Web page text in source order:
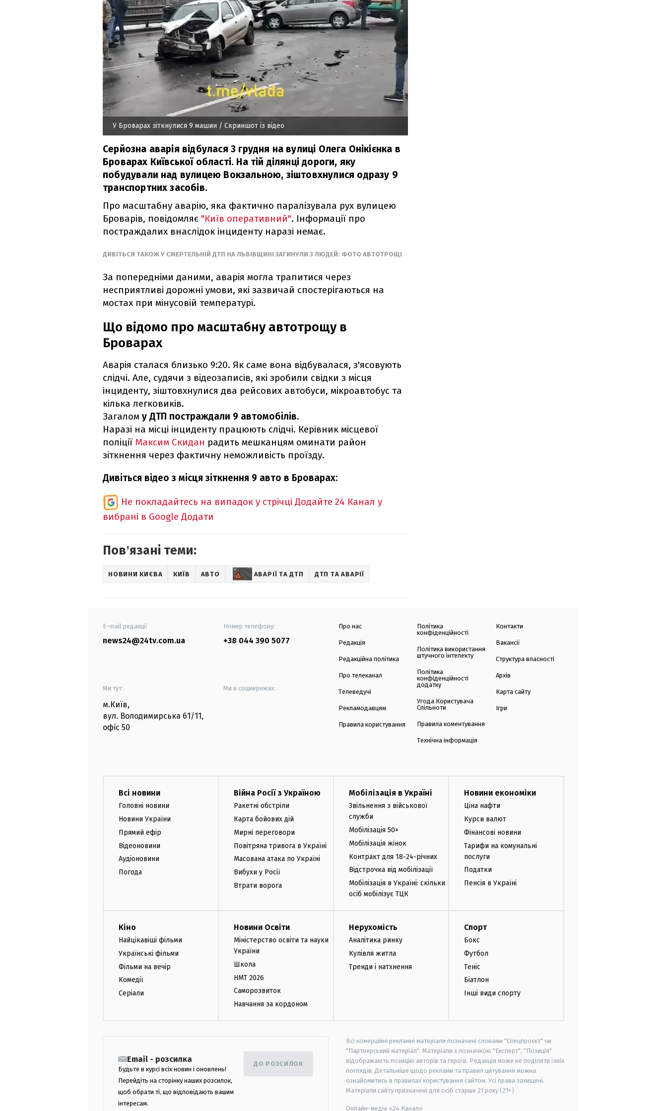
У Броварах зіткнулися 9 машин / Скриншот із відео
Серйозна аварія відбулася 3 грудня на вулиці Олега Онікієнка в
Броварах Київської області. На тій ділянці дороги, яку
побудували над вулицею Вокзальною, зіштовхнулися одразу 9
транспортних засобів.
Про масштабну аварію, яка фактично паралізувала рух вулицею
Броварів, повідомляє "Київ оперативний". Інформації про
постраждалих внаслідок інциденту наразі немає.
ДИВІТЬСЯ ТАКОЖ У СМЕРТЕЛЬНІЙ ДТП НА ЛЬВІВЩИНІ ЗАГИНУЛИ 3 ЛЮДЕЙ: ФОТО АВТОТРОЩІ
За попередніми даними, аварія могла трапитися через
несприятливі дорожні умови, які зазвичай спостерігаються на
мостах при мінусовій температурі.
Що відомо про масштабну автотрощу в
Броварах
Аварія сталася близько 9:20. Як саме вона відбувалася, з'ясовують
слідчі. Але, судячи з відеозаписів, які зробили свідки з місця
інциденту, зіштовхнулися два рейсових автобуси, мікроавтобус та
кілька легковиків.
Загалом у ДТП постраждали 9 автомобілів.
Наразі на місці інциденту працюють слідчі. Керівник місцевої
поліції Максим Скидан радить мешканцям оминати район
зіткнення через фактичну неможливість проїзду.
Дивіться відео з місця зіткнення 9 авто в Броварах:
Не покладайтесь на випадок у стрічці Додайте 24 Канал у
вибрані в Google Додати
Повʼязані теми:
НОВИНИ КИЄВА КИЇВ АВТО АВАРІЇ ТА ДТП ДТП ТА АВАРІЇ
E-mail редакції
news24@24tv.com.ua
Номер телефону:
+38 044 390 5077
Ми тут:
м.Київ,
вул. Володимирська 61/11,
офіс 50
Ми в соцмережах:
Про нас
Редакція
Редакційна політика
Про телеканал
Телеведучі
Рекламодавцям
Правила користування
Політика
конфіденційності
Політика використання
штучного інтелекту
Політика
конфіденційності
додатку
Угода Користувача
Спільноти
Правила коментування
Технічна інформація
Контакти
Вакансії
Структура власності
Архів
Карта сайту
Ігри
Всі новини
Головні новини
Новини України
Прямий ефір
Відеоновини
Аудіоновини
Погода
Війна Росії з Україною
Ракетні обстріли
Карта бойових дій
Мирні переговори
Повітряна тривога в Україні
Масована атака по Україні
Вибухи у Росії
Втрати ворога
Мобілізація в Україні
Звільнення з військової
служби
Мобілізація 50+
Мобілізація жінок
Контракт для 18-24-річних
Відстрочка від мобілізації
Мобілізація в Україні: скільки
осіб мобілізує ТЦК
Новини економіки
Ціна нафти
Курси валют
Фінансові новини
Тарифи на комунальні
послуги
Податки
Пенсія в Україні
Кіно
Найцікавіші фільми
Українські фільми
Фільми на вечір
Комедії
Серіали
Новини Освіти
Міністерство освіти та науки
України
Школа
НМТ 2026
Саморозвиток
Навчання за кордоном
Нерухомість
Аналітика ринку
Купівля житла
Тренди і натхнення
Спорт
Бокс
Футбол
Теніс
Біатлон
Інші види спорту
Email - розсилка
Будьте в курсі всіх новин і оновлень!
Перейдіть на сторінку наших розсилок,
щоб обрати ті, що відповідають вашим
інтересам.
ДО РОЗСИЛОК
Всі комерційні рекламні матеріали позначені словами "Спецпроєкт" чи
"Партнерський матеріал". Матеріали з позначкою "Експерт", "Позиція"
відображають позицію авторів та героїв. Редакція може не поділяти їхніх
поглядів. Детальніше щодо реклами та правил цитування можна
ознайомитись в правилах користування сайтом. Усі права захищені.
Матеріали сайту призначені для осіб старше 21 року (21+)
Онлайн-медіа «24 Канал»